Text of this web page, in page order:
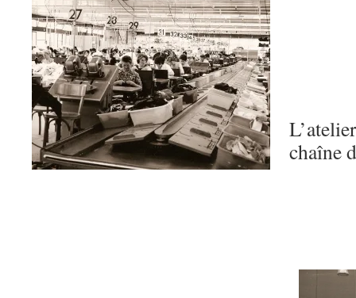
chaîne